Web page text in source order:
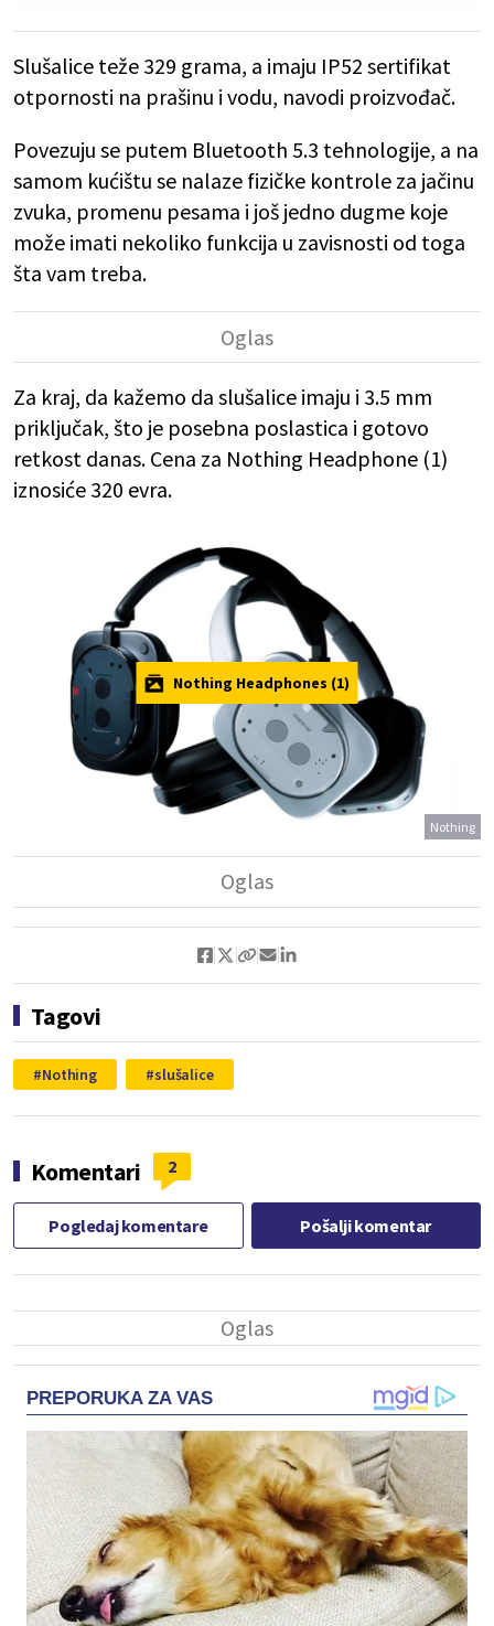
Slušalice teže 329 grama, a imaju IP52 sertifikat
otpornosti na prašinu i vodu, navodi proizvođač.
Povezuju se putem Bluetooth 5.3 tehnologije, a na
samom kućištu se nalaze fizičke kontrole za jačinu
zvuka, promenu pesama i još jedno dugme koje
može imati nekoliko funkcija u zavisnosti od toga
šta vam treba.
Za kraj, da kažemo da slušalice imaju i 3.5 mm
priključak, što je posebna poslastica i gotovo
retkost danas. Cena za Nothing Headphone (1)
iznosiće 320 evra.
Nothing
Nothing Headphones (1)
Tagovi
Nothing slušalice
Komentari 2
Pogledaj komentare Pošalji komentar
PREPORUKA ZA VAS